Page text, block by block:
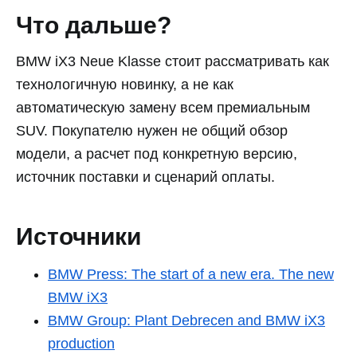
Что дальше?
BMW iX3 Neue Klasse стоит рассматривать как
технологичную новинку, а не как
автоматическую замену всем премиальным
SUV. Покупателю нужен не общий обзор
модели, а расчет под конкретную версию,
источник поставки и сценарий оплаты.
Источники
BMW Press: The start of a new era. The new
BMW iX3
BMW Group: Plant Debrecen and BMW iX3
production